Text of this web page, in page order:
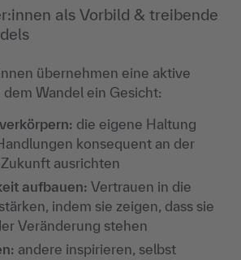
als Vorbild & treibende
übernehmen eine aktive
Wandel ein Gesicht:
die eigene Haltung
konsequent an der
ausrichten
aufbauen: Vertrauen in die
indem sie zeigen, dass sie
Veränderung stehen
andere inspirieren, selbst